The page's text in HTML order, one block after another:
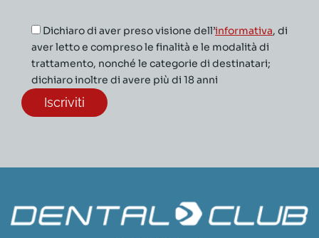
Dichiaro di aver preso visione dell’informativa, di
aver letto e compreso le finalità e le modalità di
trattamento, nonché le categorie di destinatari;
dichiaro inoltre di avere più di 18 anni